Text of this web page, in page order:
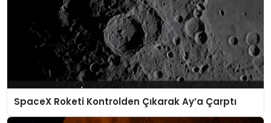
SpaceX Roketi Kontrolden Çıkarak Ay’a Çarptı